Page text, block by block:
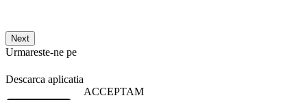
Next
Urmareste-ne pe
Descarca aplicatia
ACCEPTAM